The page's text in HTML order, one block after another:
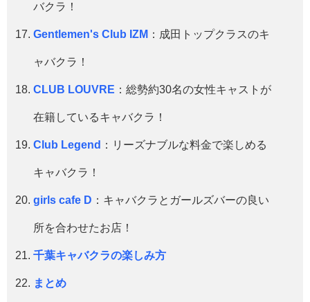
バクラ！
Gentlemen's Club IZM ：成田トップクラスのキ
ャバクラ！
CLUB LOUVRE ：総勢約30名の女性キャストが
在籍しているキャバクラ！
Club Legend ：リーズナブルな料金で楽しめる
キャバクラ！
girls cafe D ：キャバクラとガールズバーの良い
所を合わせたお店！
千葉キャバクラの楽しみ方
まとめ